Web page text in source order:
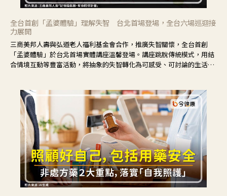
全台首創「孟婆體驗」理解失智 台北首場登場，全台六場巡迴接
力展開
三商美邦人壽與弘道老人福利基金會合作，推廣失智關懷，全台首創
「孟婆體驗」於台北首場實體講座溫馨登場。講座跳脫傳統模式，用結
合情境互動等豐富活動，將抽象的失智轉化為可感受、可討論的生活情